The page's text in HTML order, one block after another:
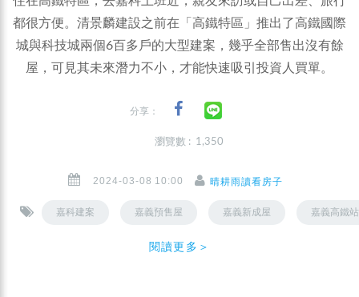
都很方便。清景麟建設之前在「高鐵特區」推出了高鐵國際
城與科技城兩個6百多戶的大型建案，幾乎全部售出沒有餘
屋，可見其未來潛力不小，才能快速吸引投資人買單。
分享：
瀏覽數 : 1,350
2024-03-08 10:00 晴耕雨讀看房子
嘉科建案 嘉義預售屋 嘉義新成屋 嘉義高鐵站
閱讀更多＞